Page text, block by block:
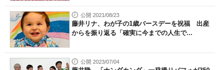
公開 2021/08/23
藤井リナ、わが子の1歳バースデーを祝福 出産
からを振り返る「確実に今までの人生で...
公開 2023/07/04